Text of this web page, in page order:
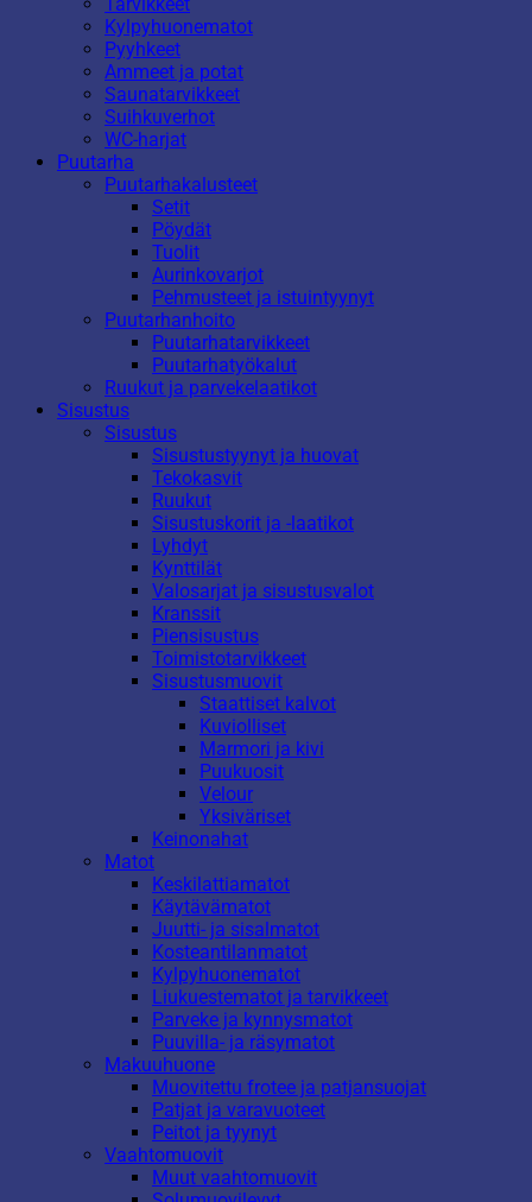
Tarvikkeet
Kylpyhuonematot
Pyyhkeet
Ammeet ja potat
Saunatarvikkeet
Suihkuverhot
WC-harjat
Puutarha
Puutarhakalusteet
Setit
Pöydät
Tuolit
Aurinkovarjot
Pehmusteet ja istuintyynyt
Puutarhanhoito
Puutarhatarvikkeet
Puutarhatyökalut
Ruukut ja parvekelaatikot
Sisustus
Sisustus
Sisustustyynyt ja huovat
Tekokasvit
Ruukut
Sisustuskorit ja -laatikot
Lyhdyt
Kynttilät
Valosarjat ja sisustusvalot
Kranssit
Piensisustus
Toimistotarvikkeet
Sisustusmuovit
Staattiset kalvot
Kuviolliset
Marmori ja kivi
Puukuosit
Velour
Yksiväriset
Keinonahat
Matot
Keskilattiamatot
Käytävämatot
Juutti- ja sisalmatot
Kosteantilanmatot
Kylpyhuonematot
Liukuestematot ja tarvikkeet
Parveke ja kynnysmatot
Puuvilla- ja räsymatot
Makuuhuone
Muovitettu frotee ja patjansuojat
Patjat ja varavuoteet
Peitot ja tyynyt
Vaahtomuovit
Muut vaahtomuovit